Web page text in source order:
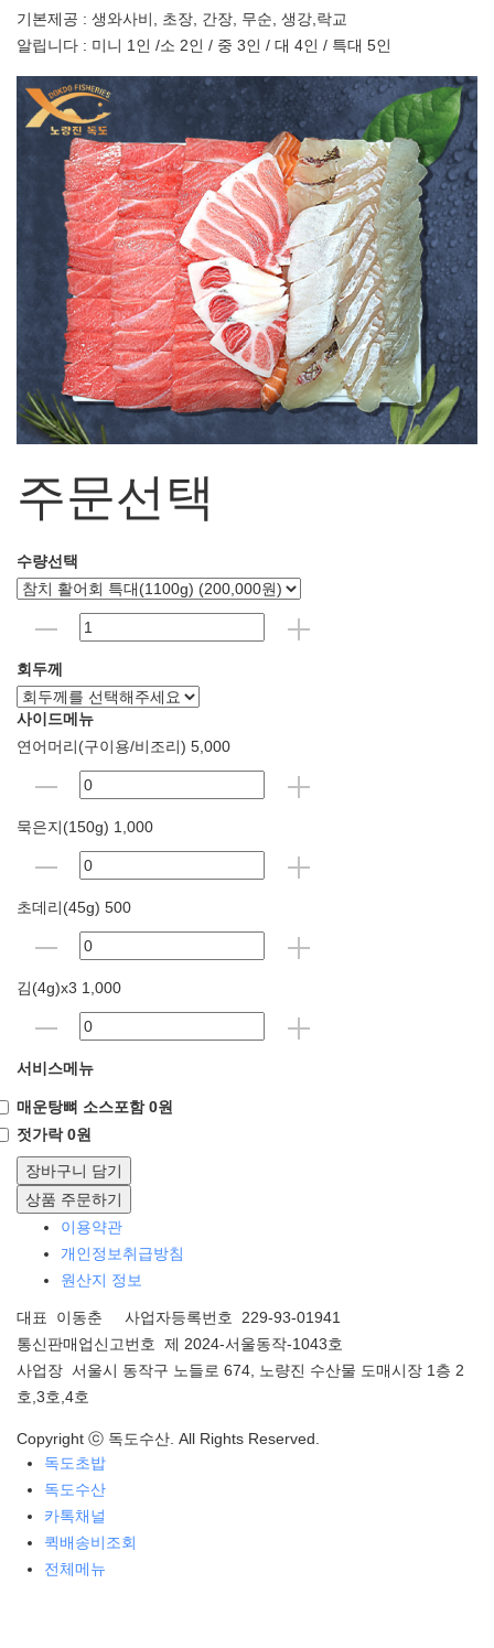
기본제공 : 생와사비, 초장, 간장, 무순, 생강,락교
알립니다 : 미니 1인 /소 2인 / 중 3인 / 대 4인 / 특대 5인
주문선택
수량선택
회두께
사이드메뉴
연어머리(구이용/비조리) 5,000
묵은지(150g) 1,000
초데리(45g) 500
김(4g)x3 1,000
서비스메뉴
매운탕뼈 소스포함 0원
젓가락 0원
장바구니 담기
상품 주문하기
이용약관
개인정보취급방침
원산지 정보
대표 이동춘 사업자등록번호 229-93-01941
통신판매업신고번호 제 2024-서울동작-1043호
사업장 서울시 동작구 노들로 674, 노량진 수산물 도매시장 1층 2
호,3호,4호
Copyright ⓒ 독도수산. All Rights Reserved.
독도초밥
독도수산
카톡채널
퀵배송비조회
전체메뉴